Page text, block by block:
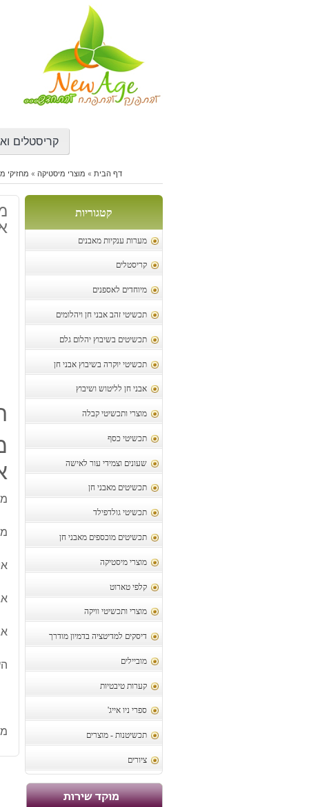
קריסטלים
דף הבית » מוצרי מיסטיקה » מחזיקי
קטגוריות
מערות ענקיות מאבנים
קריסטלים
מיוחדים לאספנים
תכשיטי זהב אבני חן ויהלומים
תכשיטים בשיבוץ יהלום גלם
תכשיטי יוקרה בשיבוץ אבני חן
אבני חן לליטוש ושיבוץ
מוצרי ותכשיטי קבלה
תכשיטי כסף
שעונים וצמידי עור לאישה
תכשיטים מאבני חן
תכשיטי גולדפילד
תכשיטים מוכספים מאבני חן
מוצרי מיסטיקה
קלפי טארוט
מוצרי ותכשיטי וויקה
דיסקים למדיטציה בדמיון מודרך
מוביילים
קערות טיבטיות
ספרי ניו אייג'
תכשיטנות - מוצרים
ציורים